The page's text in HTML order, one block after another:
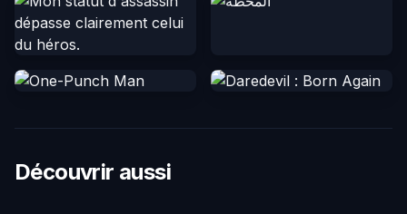
Découvrir aussi